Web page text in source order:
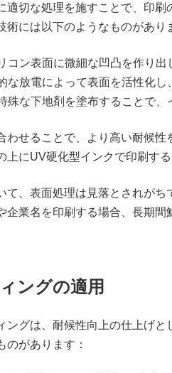
適切な処理を施すことで、印
術には以下のようなものがあり
コン表面に微細な凹凸を作り出
な放電によって表面を活性化し
殊な下地剤を塗布することで、
わせることで、より高い耐候
上にUV硬化型インクで印刷す
て、表面処理は見落とされが
企業名を印刷する場合、長期
ングの適用
ングは、耐候性向上の仕上げ
のがあります：